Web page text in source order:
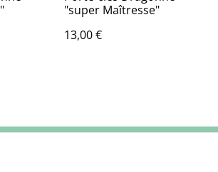
"super Maîtresse"
13,00 €